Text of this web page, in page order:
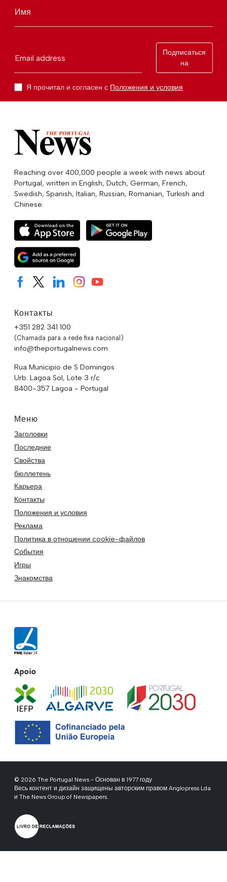
Имя
Email address
Подписаться
на
Я прочитал и согласен с Положения и условия
Reaching over 400,000 people a week with news about
Portugal, written in English, Dutch, German, French,
Swedish, Spanish, Italian, Russian, Romanian, Turkish and
Chinese.
Контакты
+351 282 341 100
(Chamada para a rede fixa nacional)
info@theportugalnews.com
Rua Municipio de S Domingos
Urb. Lagoa Sol, Lote 3 r/c
8400-357 Lagoa - Portugal
Меню
Заголовки
Последние
Свойства
бюллетень
Карьера
Контакты
Положения и условия
Реклама
Политика в отношении cookie-файлов
События
Игры
Знакомства
Apoio
© 2026 The Portugal News - Основан в 1977 году
Весь контент и дизайн защищены авторским правом Anglopress Lda
и The News Group of Newspapers.